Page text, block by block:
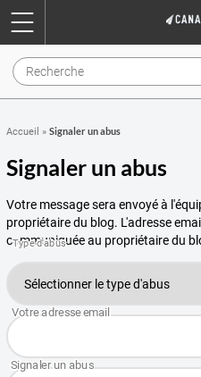
Accueil » Signaler un abus
Signaler un abus
Votre message sera envoyé à
propriétaire du blog. L'adresse
communiquée au propriétaire du